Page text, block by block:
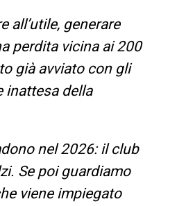
all’utile, generare
perdita vicina ai 200
già avviato con gli
inattesa della
nel 2026: il club
Se poi guardiamo
viene impiegato